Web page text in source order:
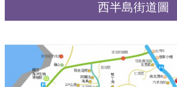
西半島街道圖
台灣牛
送信的鐵橋
五里庭
南北潛水
汽車旅館
茄湖里
曾家小棧
辦喜宴的地方
龜山
國立
海洋生物
博物館
墾
丁
灣
22°山居
阿爾法
恆春機場
仁壽里
海風
我在這裡